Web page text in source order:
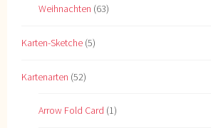
Weihnachten (63)
Karten-Sketche (5)
Kartenarten (52)
Arrow Fold Card (1)